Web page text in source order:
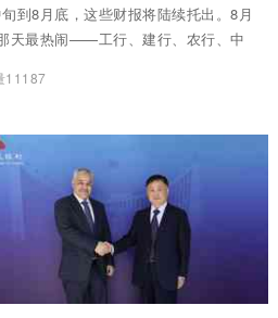
到8月底，这些财报将陆续托出。8月
天最热闹——工行、建行、农行、中
此之前，已经有几家按捺不住，提前晒
11187